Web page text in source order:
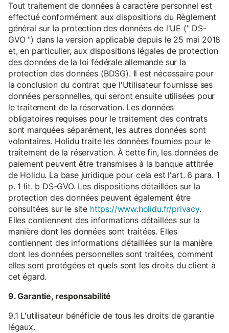
Tout traitement de données à caractère personnel est
effectué conformément aux dispositions du Règlement
général sur la protection des données de l'UE (" DS-
GVO ") dans la version applicable depuis le 25 mai 2018
et, en particulier, aux dispositions légales de protection
des données de la loi fédérale allemande sur la
protection des données (BDSG). Il est nécessaire pour
la conclusion du contrat que l'Utilisateur fournisse ses
données personnelles, qui seront ensuite utilisées pour
le traitement de la réservation. Les données
obligatoires requises pour le traitement des contrats
sont marquées séparément, les autres données sont
volontaires. Holidu traite les données fournies pour le
traitement de la réservation. À cette fin, les données de
paiement peuvent être transmises à la banque attitrée
de Holidu. La base juridique pour cela est l'art. 6 para. 1
p. 1 lit. b DS-GVO. Les dispositions détaillées sur la
protection des données peuvent également être
consultées sur le site https://www.holidu.fr/privacy.
Elles contiennent des informations détaillées sur la
manière dont les données sont traitées. Elles
contiennent des informations détaillées sur la manière
dont les données personnelles sont traitées, comment
elles sont protégées et quels sont les droits du client à
cet égard.
9. Garantie, responsabilité
9.1 L'utilisateur bénéficie de tous les droits de garantie
légaux.